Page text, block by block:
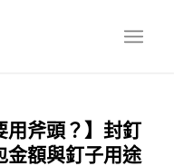
用斧頭？】封釘
金額與釘子用途